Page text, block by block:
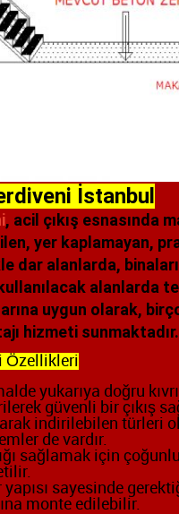
İstanbul
, acil çıkış esnasında
yer kaplamayan,
dar alanlarda,
alanlarda
uygun olarak,
hizmeti sunmaktadır.
Özellikleri
yukarıya doğru
güvenli bir çıkış
indirilebilen türleri
de vardır.
sağlamak için
yapısı sayesinde
monte edilebilir.